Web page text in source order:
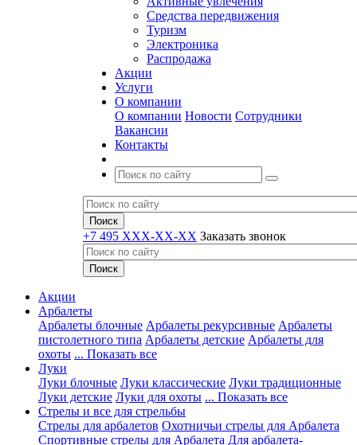
Средства передвижения
Туризм
Электроника
Распродажа
Акции
Услуги
О компании
О компании Новости Сотрудники
Вакансии
Контакты
+7 495 XXX-XX-XX Заказать звонок
Акции
Арбалеты
Арбалеты блочные Арбалеты рекурсивные Арбалеты
пистолетного типа Арбалеты детские Арбалеты для
охоты ... Показать все
Луки
Луки блочные Луки классические Луки традиционные
Луки детские Луки для охоты ... Показать все
Стрелы и все для стрельбы
Стрелы для арбалетов Охотничьи стрелы для Арбалета
Спортивные стрелы для Арбалета Для арбалета-